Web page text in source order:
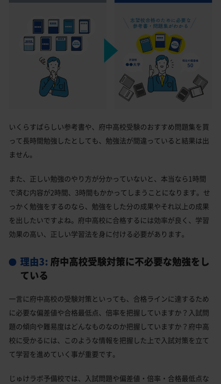
いくらすばらしい参考書や、府中高校受験のおすすめ問題集を買
って長時間勉強したとしても、勉強法が間違っていると結果は出
ません。
また、正しい勉強のやり方が分かっていないと、本当なら1時間
で済む内容が2時間、3時間もかかってしまうことになります。せ
っかく勉強をするのなら、勉強をした分の成果やそれ以上の成果
を出したいですよね。府中高校に合格するには効率が良く、学習
効果の高い、正しい学習法を身に付ける必要があります。
理由3: 府中高校受験対策に不必要な勉強をし
ている
一言に府中高校の受験対策といっても、合格ラインに達するため
に必要な偏差値や合格最低点、倍率を把握していますか？入試問
題の傾向や難易度はどんなものなのか把握していますか？府中高
校に受かるには、このような情報を把握した上で入試対策を立て
て学習を進めていく事が重要です。
じゅけラボ予備校では、入試問題や偏差値・倍率・合格最低点な